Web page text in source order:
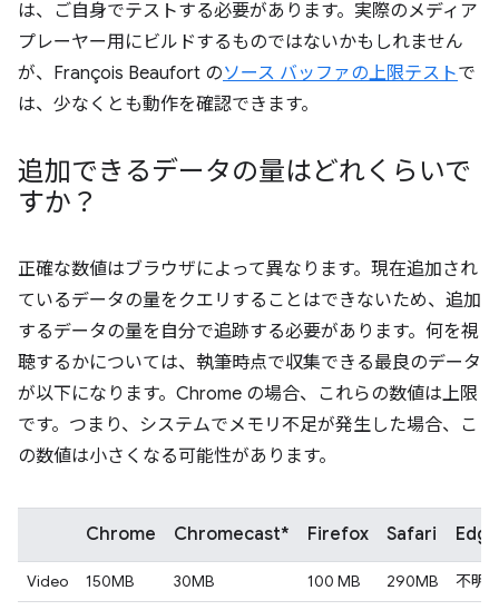
は、ご自身でテストする必要があります。実際のメディア
プレーヤー用にビルドするものではないかもしれません
が、François Beaufort のソース バッファの上限テストで
は、少なくとも動作を確認できます。
追加できるデータの量はどれくらいで
すか？
正確な数値はブラウザによって異なります。現在追加され
ているデータの量をクエリすることはできないため、追加
するデータの量を自分で追跡する必要があります。何を視
聴するかについては、執筆時点で収集できる最良のデータ
が以下になります。Chrome の場合、これらの数値は上限
です。つまり、システムでメモリ不足が発生した場合、こ
の数値は小さくなる可能性があります。
Chrome Chromecast* Firefox Safari Edge
Video 150MB 30MB 100 MB 290MB
不明